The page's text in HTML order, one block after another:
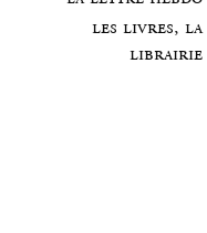
les livres, la
librairie